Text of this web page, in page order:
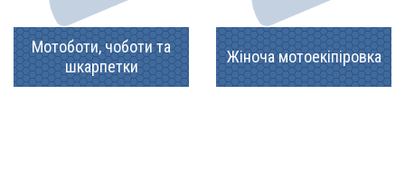
Мотоботи, чоботи та
шкарпетки
Жіноча мотоекіпіровка